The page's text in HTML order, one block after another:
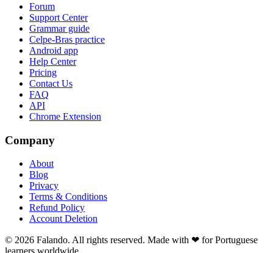
Forum
Support Center
Grammar guide
Celpe-Bras practice
Android app
Help Center
Pricing
Contact Us
FAQ
API
Chrome Extension
Company
About
Blog
Privacy
Terms & Conditions
Refund Policy
Account Deletion
© 2026 Falando. All rights reserved. Made with ❤ for Portuguese